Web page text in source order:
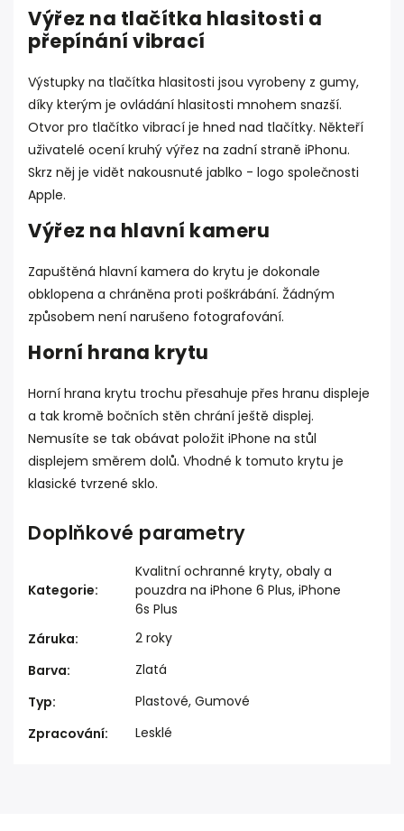
Výřez na tlačítka hlasitosti a
přepínání vibrací
Výstupky na tlačítka hlasitosti jsou vyrobeny z gumy,
díky kterým je ovládání hlasitosti mnohem snazší.
Otvor pro tlačítko vibrací je hned nad tlačítky. Někteří
uživatelé ocení kruhý výřez na zadní straně iPhonu.
Skrz něj je vidět nakousnuté jablko - logo společnosti
Apple.
Výřez na hlavní kameru
Zapuštěná hlavní kamera do krytu je dokonale
obklopena a chráněna proti poškrábání. Žádným
způsobem není narušeno fotografování.
Horní hrana krytu
Horní hrana krytu trochu přesahuje přes hranu displeje
a tak kromě bočních stěn chrání ještě displej.
Nemusíte se tak obávat položit iPhone na stůl
displejem směrem dolů. Vhodné k tomuto krytu je
klasické tvrzené sklo.
Doplňkové parametry
Kategorie:
Kvalitní ochranné kryty, obaly a
pouzdra na iPhone 6 Plus, iPhone
6s Plus
Záruka:
2 roky
Barva:
Zlatá
Typ:
Plastové, Gumové
Zpracování: Lesklé